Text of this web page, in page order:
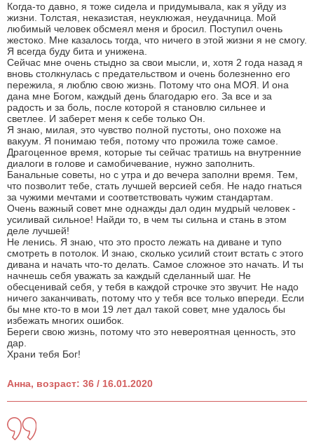
Когда-то давно, я тоже сидела и придумывала, как я уйду из
жизни. Толстая, неказистая, неуклюжая, неудачница. Мой
любимый человек обсмеял меня и бросил. Поступил очень
жестоко. Мне казалось тогда, что ничего в этой жизни я не смогу.
Я всегда буду бита и унижена.
Сейчас мне очень стыдно за свои мысли, и, хотя 2 года назад я
вновь столкнулась с предательством и очень болезненно его
пережила, я люблю свою жизнь. Потому что она МОЯ. И она
дана мне Богом, каждый день благодарю его. За все и за
радость и за боль, после которой я становлю сильнее и
светлее. И заберет меня к себе только Он.
Я знаю, милая, это чувство полной пустоты, оно похоже на
вакуум. Я понимаю тебя, потому что прожила тоже самое.
Драгоценное время, которые ты сейчас тратишь на внутренние
диалоги в голове и самобичевание, нужно заполнить.
Банальные советы, но с утра и до вечера заполни время. Тем,
что позволит тебе, стать лучшей версией себя. Не надо гнаться
за чужими мечтами и соответствовать чужим стандартам.
Очень важный совет мне однажды дал один мудрый человек -
усиливай сильное! Найди то, в чем ты сильна и стань в этом
деле лучшей!
Не ленись. Я знаю, что это просто лежать на диване и тупо
смотреть в потолок. И знаю, сколько усилий стоит встать с этого
дивана и начать что-то делать. Самое сложное это начать. И ты
начнешь себя уважать за каждый сделанный шаг. Не
обесценивай себя, у тебя в каждой строчке это звучит. Не надо
ничего заканчивать, потому что у тебя все только впереди. Если
бы мне кто-то в мои 19 лет дал такой совет, мне удалось бы
избежать многих ошибок.
Береги свою жизнь, потому что это невероятная ценность, это
дар.
Храни тебя Бог!
Анна, возраст: 36 / 16.01.2020